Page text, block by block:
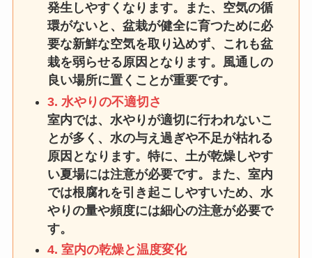
発生しやすくなります。また、空気の循
環がないと、盆栽が健全に育つために必
要な新鮮な空気を取り込めず、これも盆
栽を弱らせる原因となります。風通しの
良い場所に置くことが重要です。
3. 水やりの不適切さ
室内では、水やりが適切に行われないこ
とが多く、水の与え過ぎや不足が枯れる
原因となります。特に、土が乾燥しやす
い夏場には注意が必要です。また、室内
では根腐れを引き起こしやすいため、水
やりの量や頻度には細心の注意が必要で
す。
4. 室内の乾燥と温度変化